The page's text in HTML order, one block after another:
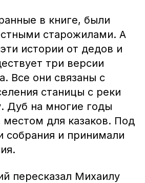
в книге, были
старожилами. А
истории от дедов и
три версии
Все они связаны с
станицы с реки
Дуб на многие годы
местом для казаков. Под
собрания и принимали
пересказал Михаилу